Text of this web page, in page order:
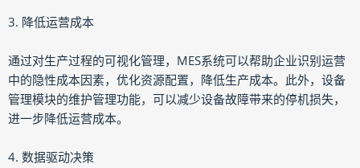
3. 降低运营成本
通过对生产过程的可视化管理，MES系统可以帮助企业识别运营
中的隐性成本因素，优化资源配置，降低生产成本。此外，设备
管理模块的维护管理功能，可以减少设备故障带来的停机损失，
进一步降低运营成本。
4. 数据驱动决策